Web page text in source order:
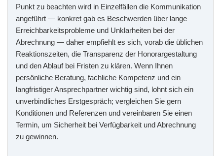
Punkt zu beachten wird in Einzelfällen die Kommunikation
angeführt — konkret gab es Beschwerden über lange
Erreichbarkeitsprobleme und Unklarheiten bei der
Abrechnung — daher empfiehlt es sich, vorab die üblichen
Reaktionszeiten, die Transparenz der Honorargestaltung
und den Ablauf bei Fristen zu klären. Wenn Ihnen
persönliche Beratung, fachliche Kompetenz und ein
langfristiger Ansprechpartner wichtig sind, lohnt sich ein
unverbindliches Erstgespräch; vergleichen Sie gern
Konditionen und Referenzen und vereinbaren Sie einen
Termin, um Sicherheit bei Verfügbarkeit und Abrechnung
zu gewinnen.